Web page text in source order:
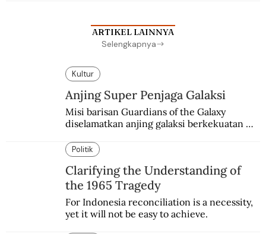
ARTIKEL LAINNYA
Selengkapnya
Kultur
Anjing Super Penjaga Galaksi
Misi barisan Guardians of the Galaxy
diselamatkan anjing galaksi berkekuatan
si martir antariksa Soviet.
Politik
Clarifying the Understanding of
the 1965 Tragedy
For Indonesia reconciliation is a necessity,
yet it will not be easy to achieve.